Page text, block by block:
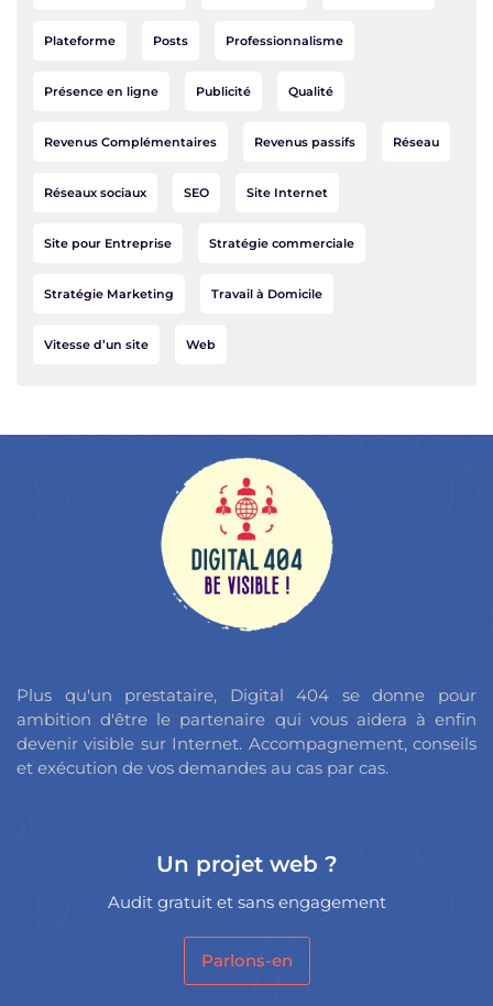
Plateforme Posts Professionnalisme
Présence en ligne Publicité Qualité
Revenus Complémentaires Revenus passifs Réseau
Réseaux sociaux SEO Site Internet
Site pour Entreprise Stratégie commerciale
Stratégie Marketing Travail à Domicile
Vitesse d’un site Web
Plus qu'un prestataire, Digital 404 se donne pour
ambition d'être le partenaire qui vous aidera à enfin
devenir visible sur Internet. Accompagnement, conseils
et exécution de vos demandes au cas par cas.
Un projet web ?
Audit gratuit et sans engagement
Parlons-en